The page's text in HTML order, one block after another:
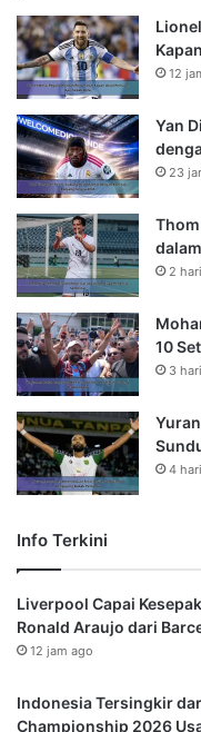
12
Yan
23
2
10
3
4
Info Terkini
Liverpool Capai
Ronald Araujo dari
12 jam ago
Indonesia Tersingkir
Championship 2026